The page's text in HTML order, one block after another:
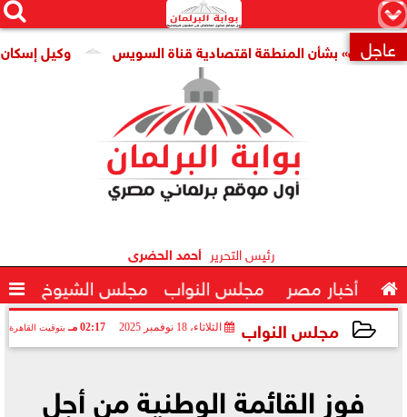
×


 عاجل وكيل إسكان بشأن المنطقة اقتصادية قناة السويس
رئيس التحرير أحمد الحضرى
 أخبار مصر مجلس النواب مجلس الشيوخ 
مجلس النواب الثلاثاء، 18 نوفمبر 2025 02:17 مـ بتوقيت القاهرة
فوز القائمة الوطنية من أجل